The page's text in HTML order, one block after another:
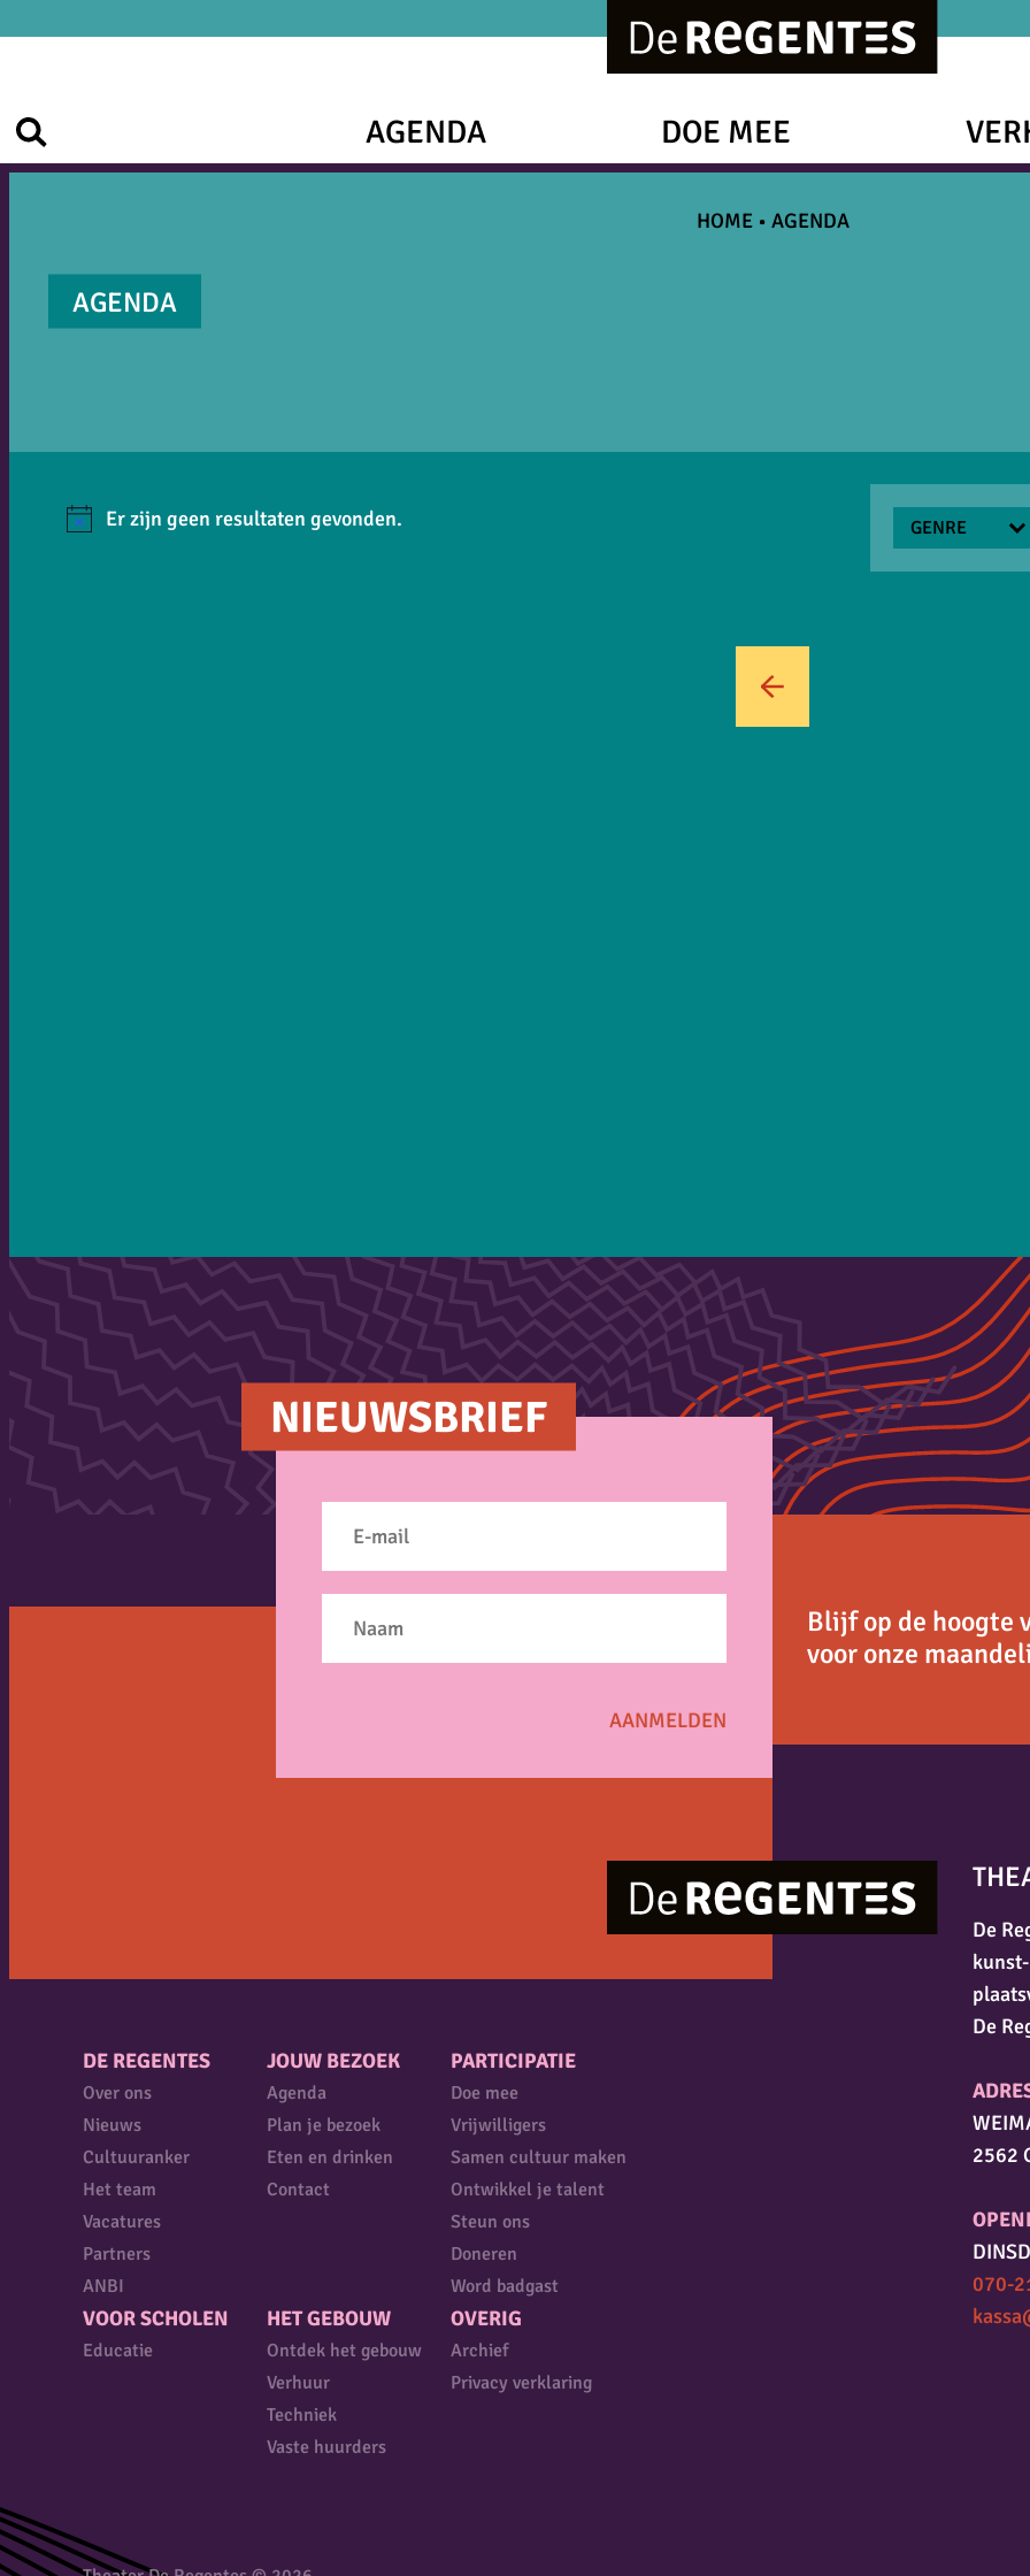
AGENDA DOE MEE
HOME• AGENDA
AGENDA
Er zijn geen resultaten gevonden.
GENRE
BUURT
NIEUWSBRIEF
Blijf op de hoogte
voor onze
DE REGENTES
Over ons
Nieuws
Cultuuranker
Het team
Vacatures
Partners
ANBI
JOUW BEZOEK
Agenda
Plan je bezoek
Eten en drinken
Contact
PARTICIPATIE
Doe mee
Vrijwilligers
Samen cultuur maken
Ontwikkel je talent
Steun ons
Doneren
Word badgast
VOOR SCHOLEN
Educatie
HET GEBOUW
Ontdek het gebouw
Verhuur
Techniek
Vaste huurders
OVERIG
Archief
Privacy verklaring
De
De
2562
070-